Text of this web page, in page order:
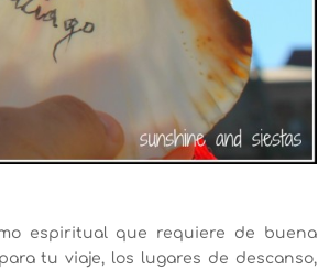
espiritual que requiere de buena
tu viaje, los lugares de descanso,